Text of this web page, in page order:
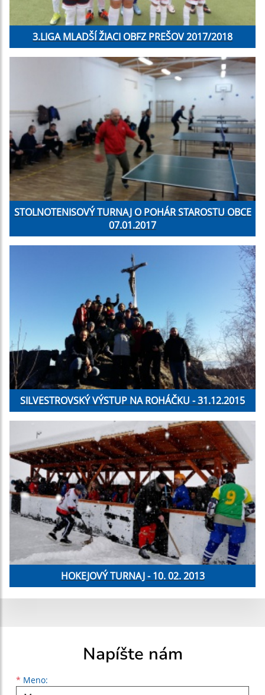
3.LIGA MLADŠÍ ŽIACI OBFZ PREŠOV 2017/2018
STOLNOTENISOVÝ TURNAJ O POHÁR STAROSTU OBCE
07.01.2017
SILVESTROVSKÝ VÝSTUP NA ROHÁČKU - 31.12.2015
HOKEJOVÝ TURNAJ - 10. 02. 2013
Napíšte nám
* Meno:
Meno
Priezvisko
E-mailová adresa